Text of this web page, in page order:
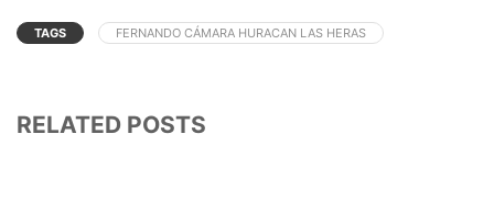
TAGS FERNANDO CÁMARA HURACAN LAS HERAS
RELATED POSTS